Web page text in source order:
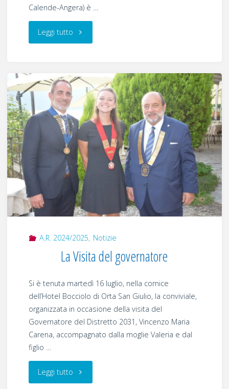
Calende-Angera) è …
Leggi tutto"Il
Rotary
Golf
Challenge
dei
Laghi"
A.R. 2024/2025, Notizie
La Visita del governatore
Si è tenuta martedì 16 luglio, nella cornice
dell’Hotel Bocciolo di Orta San Giulio, la conviviale,
organizzata in occasione della visita del
Governatore del Distretto 2031, Vincenzo Maria
Carena, accompagnato dalla moglie Valeria e dal
figlio …
Leggi tutto"La